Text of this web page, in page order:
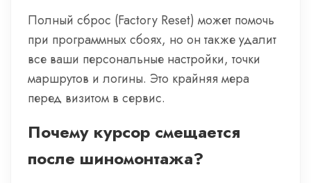
Полный сброс (Factory Reset) может помочь
при программных сбоях, но он также удалит
все ваши персональные настройки, точки
маршрутов и логины. Это крайняя мера
перед визитом в сервис.
Почему курсор смещается
после шиномонтажа?